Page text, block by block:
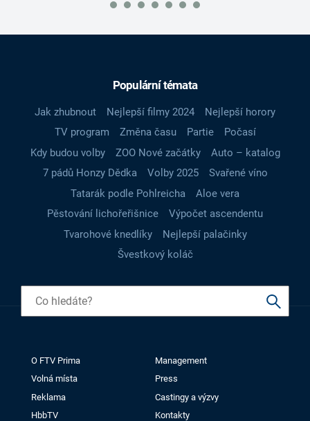
Populární témata
Jak zhubnout Nejlepší filmy 2024
Nejlepší horory
TV program
Změna času Partie
Počasí
Kdy budou volby
ZOO Nové začátky
Auto – katalog
7 pádů Honzy Dědka
Volby 2025
Svařené víno
Tatarák podle Pohlreicha
Aloe vera
Pěstování lichořeřišnice
Výpočet ascendentu
Tvarohové knedlíky
Nejlepší palačinky
Švestkový koláč
O FTV Prima
Management
Volná místa
Press
Reklama
Castingy a výzvy
HbbTV
Kontakty